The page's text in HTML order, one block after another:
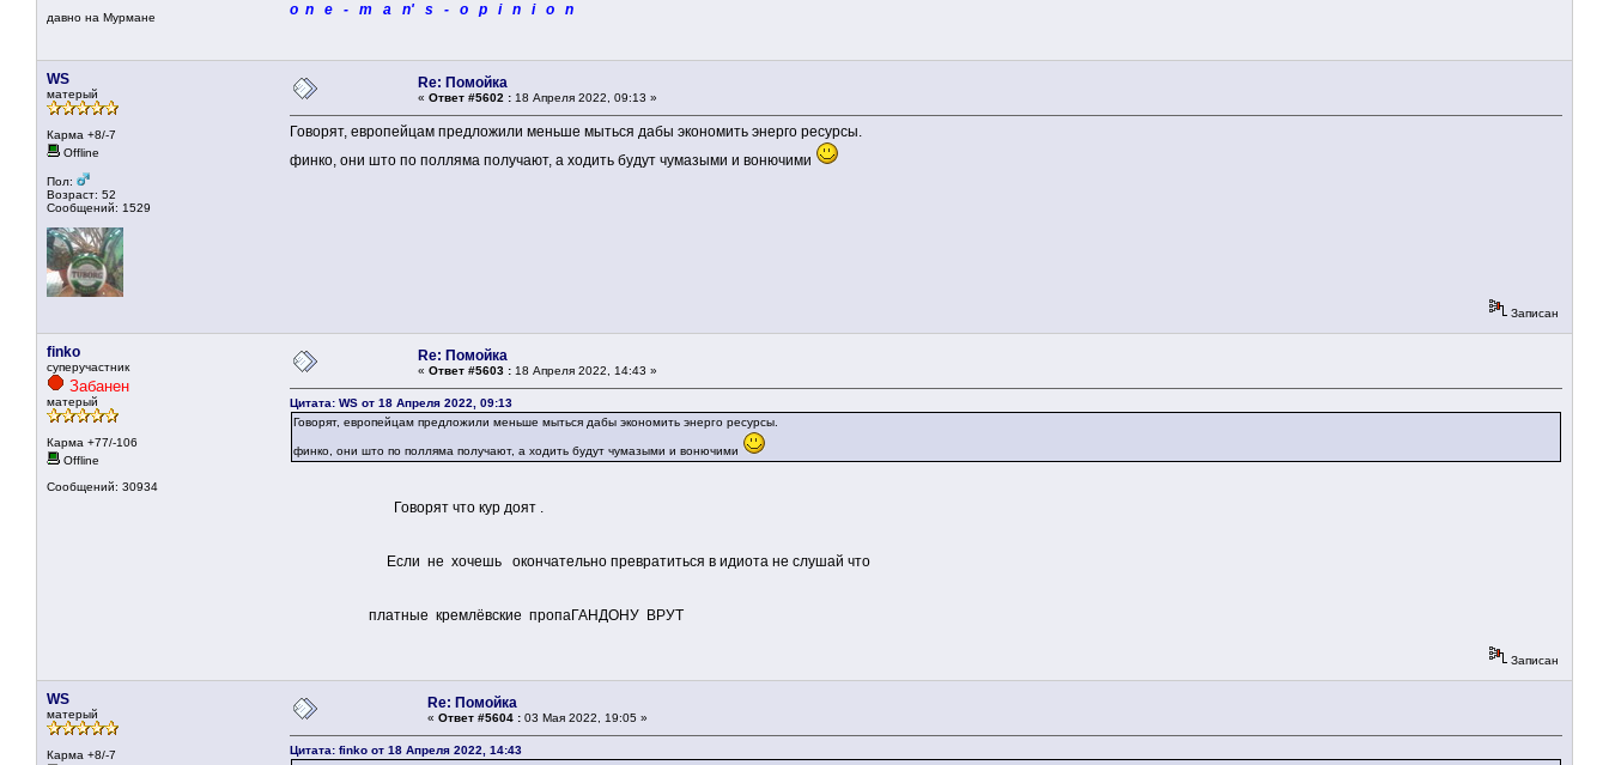
давно на Мурмане o n e - m a n' s - o p i n i o n
WS
матерый
Карма +8/-7
Offline
Пол:
Возраст: 52
Сообщений: 1529
Re: Помойка
« Ответ #5602 : 18 Апреля 2022, 09:13 »
Говорят, европейцам предложили меньше мыться дабы экономить энерго ресурсы.
финко, они што по полляма получают, а ходить будут чумазыми и вонючими
Записан
finko
суперучастник
Забанен
матерый
Карма +77/-106
Offline
Сообщений: 30934
Re: Помойка
« Ответ #5603 : 18 Апреля 2022, 14:43 »
Цитата: WS от 18 Апреля 2022, 09:13
Говорят, европейцам предложили меньше мыться дабы экономить энерго ресурсы.
финко, они што по полляма получают, а ходить будут чумазыми и вонючими
Говорят что кур доят .
Если не хочешь окончательно превратиться в идиота не слушай что
платные кремлёвские пропаГАНДОНУ ВРУТ
Записан
WS
матерый
Карма +8/-7
Re: Помойка
« Ответ #5604 : 03 Мая 2022, 19:05 »
Цитата: finko от 18 Апреля 2022, 14:43